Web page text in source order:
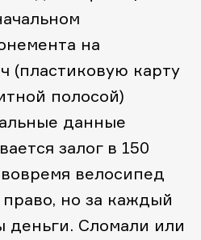
на
(пластиковую карту
полосой)
данные
залог в 150
велосипед
но за каждый
деньги. Сломали или